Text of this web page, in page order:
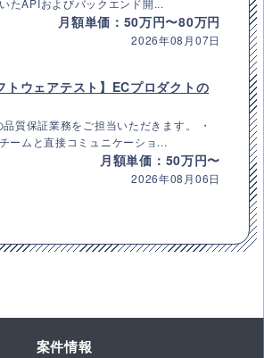
たAPIおよびバックエンド開...
月額単価：50万円〜80万円
2026年08月07日
トウェアテスト】ECプロダクトの
品質保証業務をご担当いただきます。 ・
ームと直接コミュニケーショ...
月額単価：50万円〜
2026年08月06日
案件情報